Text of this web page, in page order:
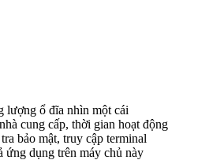
lượng ổ đĩa nhìn một cái
cung cấp, thời gian hoạt động
bảo mật, truy cập terminal
ứng dụng trên máy chủ này